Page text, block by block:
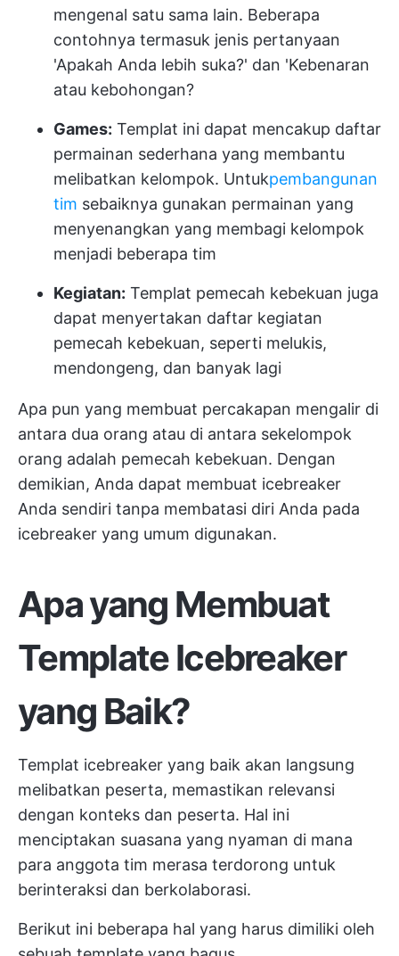
mengenal satu sama lain. Beberapa
contohnya termasuk jenis pertanyaan
'Apakah Anda lebih suka?' dan 'Kebenaran
atau kebohongan?
Games: Templat ini dapat mencakup daftar
permainan sederhana yang membantu
melibatkan kelompok. Untukpembangunan
tim sebaiknya gunakan permainan yang
menyenangkan yang membagi kelompok
menjadi beberapa tim
Kegiatan: Templat pemecah kebekuan juga
dapat menyertakan daftar kegiatan
pemecah kebekuan, seperti melukis,
mendongeng, dan banyak lagi
Apa pun yang membuat percakapan mengalir di
antara dua orang atau di antara sekelompok
orang adalah pemecah kebekuan. Dengan
demikian, Anda dapat membuat icebreaker
Anda sendiri tanpa membatasi diri Anda pada
icebreaker yang umum digunakan.
Apa yang Membuat
Template Icebreaker
yang Baik?
Templat icebreaker yang baik akan langsung
melibatkan peserta, memastikan relevansi
dengan konteks dan peserta. Hal ini
menciptakan suasana yang nyaman di mana
para anggota tim merasa terdorong untuk
berinteraksi dan berkolaborasi.
Berikut ini beberapa hal yang harus dimiliki oleh